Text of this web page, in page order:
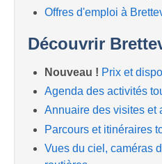
Offres d'emploi à
Découvrir
Nouveau ! Prix et
Agenda des activités
Annuaire des visites et
Parcours et itinéraires
Vues du ciel, caméras